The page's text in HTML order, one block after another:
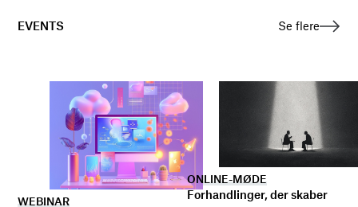
EVENTS Se flere
WEBINAR
ONLINE-MØDE
Forhandlinger, der skaber